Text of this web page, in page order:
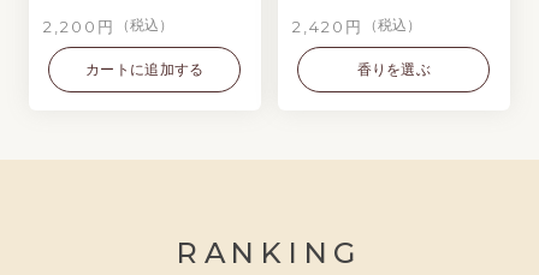
2,200円 （税込）
カートに追加する
2,420円 （税込）
香りを選ぶ
RANKING